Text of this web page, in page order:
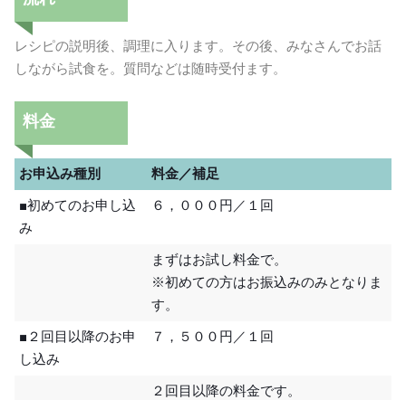
レシピの説明後、調理に入ります。その後、みなさんでお話
しながら試食を。質問などは随時受付ます。
料金
お申込み種別
料金／補足
■初めてのお申し込
み
６，０００円／１回
まずはお試し料金で。
※初めての方はお振込みのみとなりま
す。
■２回目以降のお申
し込み
７，５００円／１回
２回目以降の料金です。